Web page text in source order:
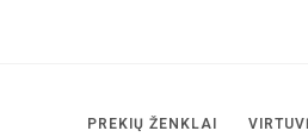
PREKIŲ ŽENKLAI